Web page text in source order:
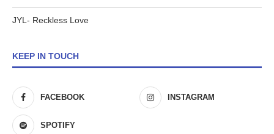
JYL- Reckless Love
KEEP IN TOUCH
FACEBOOK INSTAGRAM
SPOTIFY